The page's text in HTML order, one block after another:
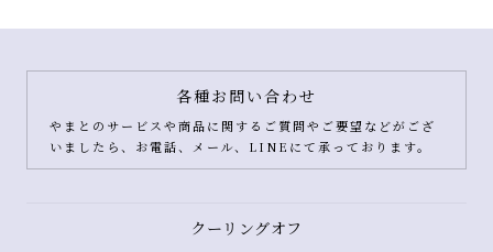
各種お問い合わせ
やまとのサービスや商品に関するご質問やご要望などがござ
いましたら、お電話、メール、LINEにて承っております。
クーリングオフ